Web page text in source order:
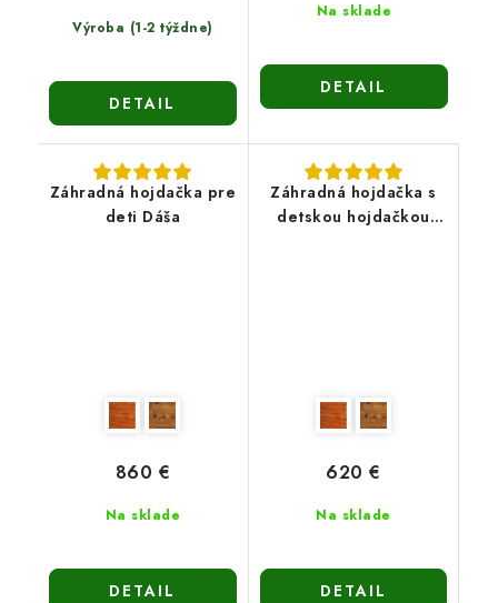
Výroba (1-2 týždne)
DETAIL
Na sklade
DETAIL
Záhradná hojdačka pre
deti Dáša
Na sklade
860 €
DETAIL
Záhradná hojdačka s
detskou hojdačkou
Na sklade
620 €
DETAIL